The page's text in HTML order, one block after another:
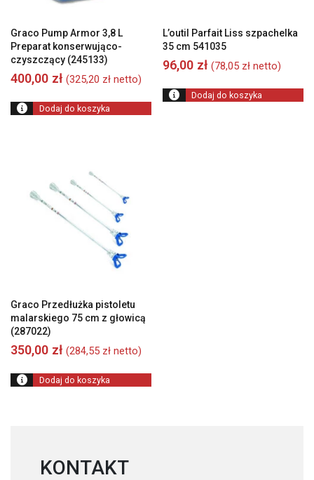
Graco Pump Armor 3,8 L
Preparat konserwująco-
czyszczący (245133)
400,00 zł (325,20 zł netto)
Dodaj do koszyka
L’outil Parfait Liss szpachelka
35 cm 541035
96,00 zł (78,05 zł netto)
Dodaj do koszyka
Graco Przedłużka pistoletu
malarskiego 75 cm z głowicą
(287022)
350,00 zł (284,55 zł netto)
Dodaj do koszyka
KONTAKT